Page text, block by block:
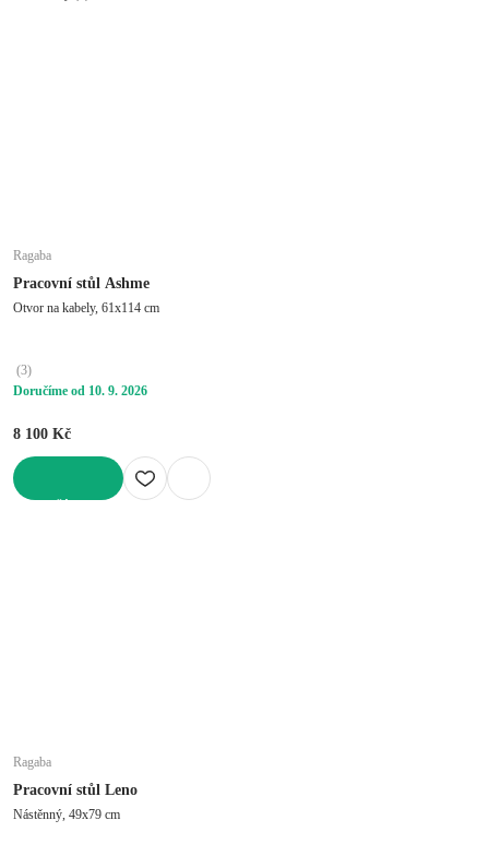
Ragaba
Pracovní stůl Ashme
Otvor na kabely, 61x114 cm
(3)
Doručíme od 10. 9. 2026
8 100 Kč
Ragaba
Pracovní stůl Leno
Nástěnný, 49x79 cm